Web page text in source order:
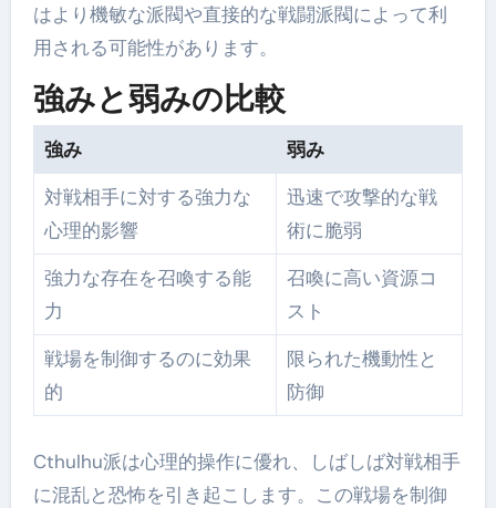
はより機敏な派閥や直接的な戦闘派閥によって利
用される可能性があります。
強みと弱みの比較
強み
弱み
対戦相手に対する強力な
心理的影響
迅速で攻撃的な戦
術に脆弱
強力な存在を召喚する能
力
召喚に高い資源コ
スト
戦場を制御するのに効果
的
限られた機動性と
防御
Cthulhu派は心理的操作に優れ、しばしば対戦相手
に混乱と恐怖を引き起こします。この戦場を制御